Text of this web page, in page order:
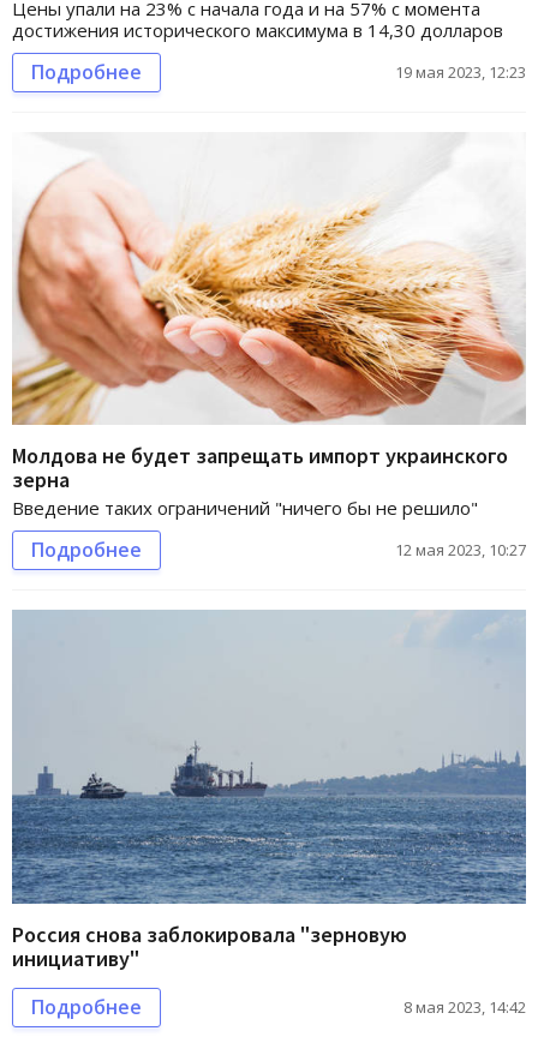
Цены упали на 23% с начала года и на 57% с момента
достижения исторического максимума в 14,30 долларов
Подробнее 19 мая 2023, 12:23
Молдова не будет запрещать импорт украинского
зерна
Введение таких ограничений "ничего бы не решило"
Подробнее 12 мая 2023, 10:27
Россия снова заблокировала "зерновую
инициативу"
Подробнее 8 мая 2023, 14:42